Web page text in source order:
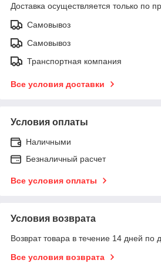
Доставка осуществляется только по
Самовывоз
Самовывоз
Транспортная компания
Все условия доставки
Условия оплаты
Наличными
Безналичный расчет
Все условия оплаты
Условия возврата
Возврат товара в течение 14 дней по
Все условия возврата